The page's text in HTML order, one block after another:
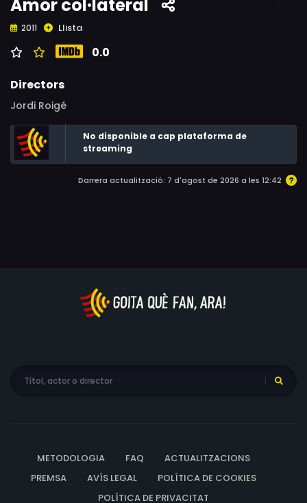
Amor col·lateral
2011 Llista
0.0
Directors
Jordi Roigé
No disponible a cap plataforma de
streaming
Darrera actualització: 7 d'agost de 2026 a les 12:42
METODOLOGIA FAQ
ACTUALITZACIONS
PREMSA
AVÍS LEGAL
POLÍTICA DE COOKIES
POLÍTICA DE PRIVACITAT